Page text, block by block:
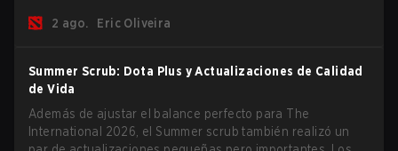
este año.
2 ago. Eric Oliveira
Summer Scrub: Dota Plus y Actualizaciones de Calidad
de Vida
Además de ajustar el balance perfecto para The
International 2026, el Summer scrub también realizó un